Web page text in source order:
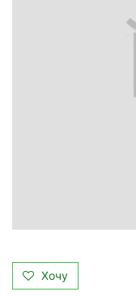
Хочу